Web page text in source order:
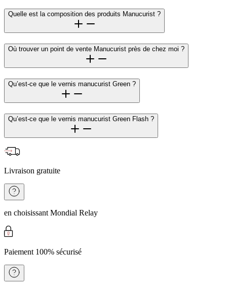
Quelle est la composition des produits Manucurist ?
Où trouver un point de vente Manucurist près de chez moi ?
Qu’est-ce que le vernis manucurist Green ?
Qu’est-ce que le vernis manucurist Green Flash ?
Livraison gratuite
en choisissant Mondial Relay
Paiement 100% sécurisé